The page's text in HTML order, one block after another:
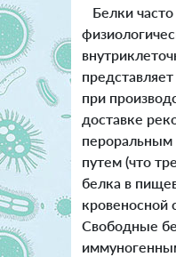
Белки
при
доставке
пероральным
путем (что
белка в
кровеносной
Свободные